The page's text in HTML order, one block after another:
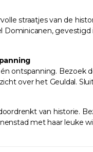
straatjes van de
ontspanning.
over het Geuldal.
van historie.
met haar leuke